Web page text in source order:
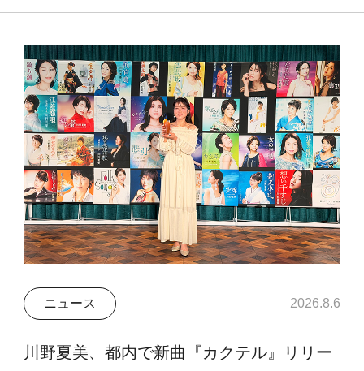
ニュース 2026.8.6
川野夏美、都内で新曲『カクテル』リリー